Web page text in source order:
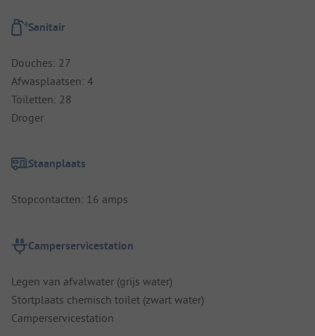
Sanitair
Douches: 27
Afwasplaatsen: 4
Toiletten: 28
Droger
Staanplaats
Stopcontacten: 16 amps
Camperservicestation
Legen van afvalwater (grijs water)
Stortplaats chemisch toilet (zwart water)
Camperservicestation